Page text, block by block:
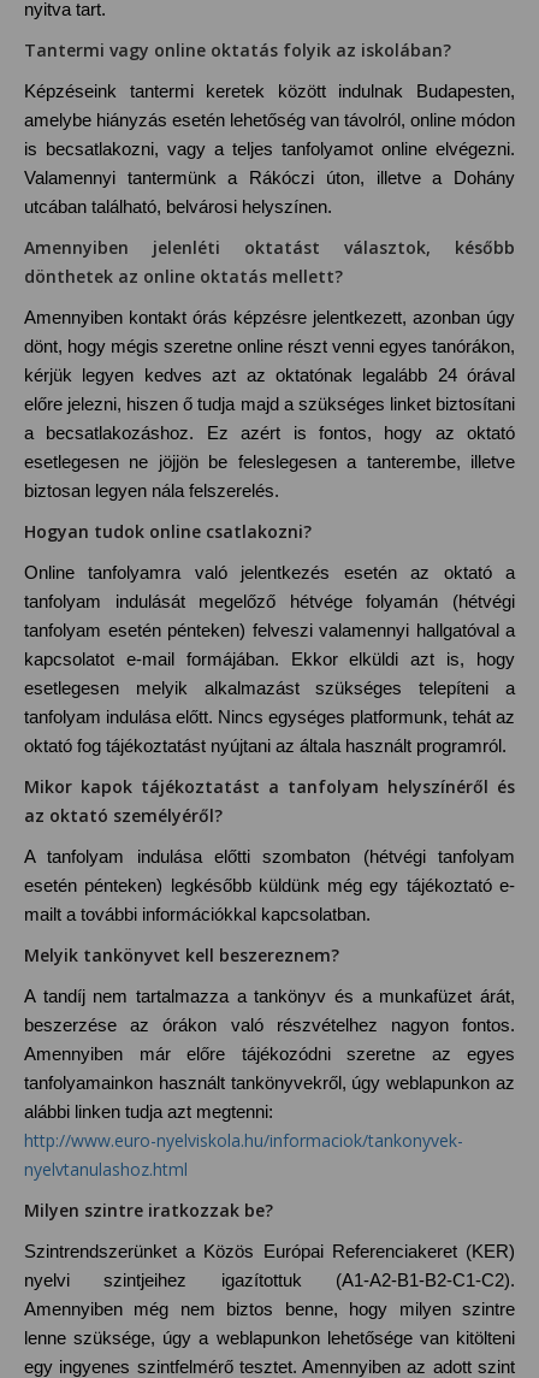
nyitva tart.
Tantermi vagy online oktatás folyik az iskolában?
Képzéseink tantermi keretek között indulnak Budapesten,
amelybe hiányzás esetén lehetőség van távolról, online módon
is becsatlakozni, vagy a teljes tanfolyamot online elvégezni.
Valamennyi tantermünk a Rákóczi úton, illetve a Dohány
utcában található, belvárosi helyszínen.
Amennyiben jelenléti oktatást választok, később
dönthetek az online oktatás mellett?
Amennyiben kontakt órás képzésre jelentkezett, azonban úgy
dönt, hogy mégis szeretne online részt venni egyes tanórákon,
kérjük legyen kedves azt az oktatónak legalább 24 órával
előre jelezni, hiszen ő tudja majd a szükséges linket biztosítani
a becsatlakozáshoz. Ez azért is fontos, hogy az oktató
esetlegesen ne jöjjön be feleslegesen a tanterembe, illetve
biztosan legyen nála felszerelés.
Hogyan tudok online csatlakozni?
Online tanfolyamra való jelentkezés esetén az oktató a
tanfolyam indulását megelőző hétvége folyamán (hétvégi
tanfolyam esetén pénteken) felveszi valamennyi hallgatóval a
kapcsolatot e-mail formájában. Ekkor elküldi azt is, hogy
esetlegesen melyik alkalmazást szükséges telepíteni a
tanfolyam indulása előtt. Nincs egységes platformunk, tehát az
oktató fog tájékoztatást nyújtani az általa használt programról.
Mikor kapok tájékoztatást a tanfolyam helyszínéről és
az oktató személyéről?
A tanfolyam indulása előtti szombaton (hétvégi tanfolyam
esetén pénteken) legkésőbb küldünk még egy tájékoztató e-
mailt a további információkkal kapcsolatban.
Melyik tankönyvet kell beszereznem?
A tandíj nem tartalmazza a tankönyv és a munkafüzet árát,
beszerzése az órákon való részvételhez nagyon fontos.
Amennyiben már előre tájékozódni szeretne az egyes
tanfolyamainkon használt tankönyvekről, úgy weblapunkon az
alábbi linken tudja azt megtenni:
http://www.euro-nyelviskola.hu/informaciok/tankonyvek-
nyelvtanulashoz.html
Milyen szintre iratkozzak be?
Szintrendszerünket a Közös Európai Referenciakeret (KER)
nyelvi szintjeihez igazítottuk (A1-A2-B1-B2-C1-C2).
Amennyiben még nem biztos benne, hogy milyen szintre
lenne szüksége, úgy a weblapunkon lehetősége van kitölteni
egy ingyenes szintfelmérő tesztet. Amennyiben az adott szint